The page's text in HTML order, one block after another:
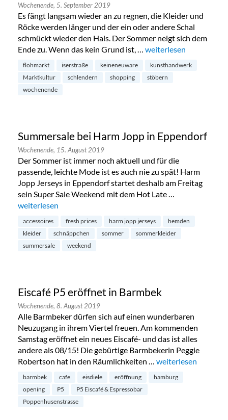
Wochenende, 5. September 2019
Es fängt langsam wieder an zu regnen, die Kleider und
Röcke werden länger und der ein oder andere Schal
schmückt wieder den Hals. Der Sommer neigt sich dem
Ende zu. Wenn das kein Grund ist, … „Flohmarkt und
weiterlesen
flohmarkt iserstraße keineneuware
kunsthandwerk
Marktkultur
schlendern shopping
stöbern
wochenende
Summersale bei Harm Jopp in Eppendorf
Wochenende, 15. August 2019
Der Sommer ist immer noch aktuell und für die
passende, leichte Mode ist es auch nie zu spät! Harm
Jopp Jerseys in Eppendorf startet deshalb am Freitag
sein Super Sale Weekend mit dem Hot Late …
„Summersale bei Harm Jopp in Eppendorf“
weiterlesen
accessoires fresh prices harm jopp jerseys
hemden
kleider
schnäppchen sommer
sommerkleider
summersale
weekend
Eiscafé P5 eröffnet in Barmbek
Wochenende, 8. August 2019
Alle Barmbeker dürfen sich auf einen wunderbaren
Neuzugang in ihrem Viertel freuen. Am kommenden
Samstag eröffnet ein neues Eiscafé- und das ist alles
andere als 08/15! Die gebürtige Barmbekerin Peggie
Robertson hat in den Räumlichkeiten … „Eiscafé P5 eröffnet
weiterlesen
barmbek cafe eisdiele eröffnung
hamburg
opening
P5
P5 Eiscafé & Espressobar
Poppenhusenstrasse